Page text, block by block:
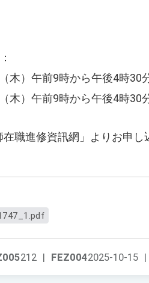
木）午前9時から午後4時30
木）午前9時から午後4時30
職進修資訊網」よりお申
FEZ0042025-10-15 |
212 |